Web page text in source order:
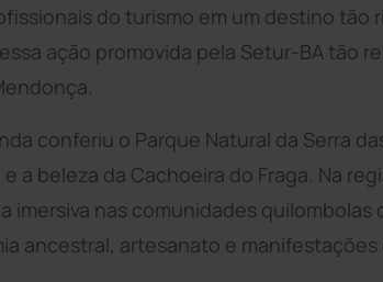
do turismo em um destino
ação promovida pela Setur-BA tão
conferiu o Parque Natural da Serra
a beleza da Cachoeira do Fraga. Na
imersiva nas comunidades quilombolas
ancestral, artesanato e